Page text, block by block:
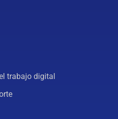
trabajo digital